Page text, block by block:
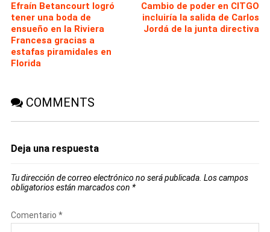
Efraín Betancourt logró
tener una boda de
ensueño en la Riviera
Francesa gracias a
estafas piramidales en
Florida
Cambio de poder en CITGO
incluiría la salida de Carlos
Jordá de la junta directiva
COMMENTS
Deja una respuesta
Tu dirección de correo electrónico no será publicada. Los campos
obligatorios están marcados con *
Comentario *